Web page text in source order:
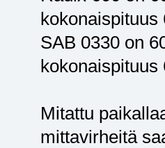
kokonaispituus
SAB 0330 on
kokonaispituus
Mitattu
mittavirheitä